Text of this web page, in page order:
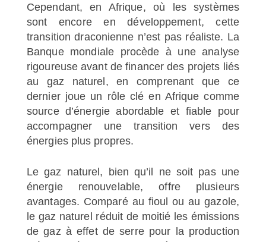
Cependant, en Afrique, où les systèmes
sont encore en développement, cette
transition draconienne n’est pas réaliste. La
Banque mondiale procède à une analyse
rigoureuse avant de financer des projets liés
au gaz naturel, en comprenant que ce
dernier joue un rôle clé en Afrique comme
source d’énergie abordable et fiable pour
accompagner une transition vers des
énergies plus propres.
Le gaz naturel, bien qu’il ne soit pas une
énergie renouvelable, offre plusieurs
avantages. Comparé au fioul ou au gazole,
le gaz naturel réduit de moitié les émissions
de gaz à effet de serre pour la production